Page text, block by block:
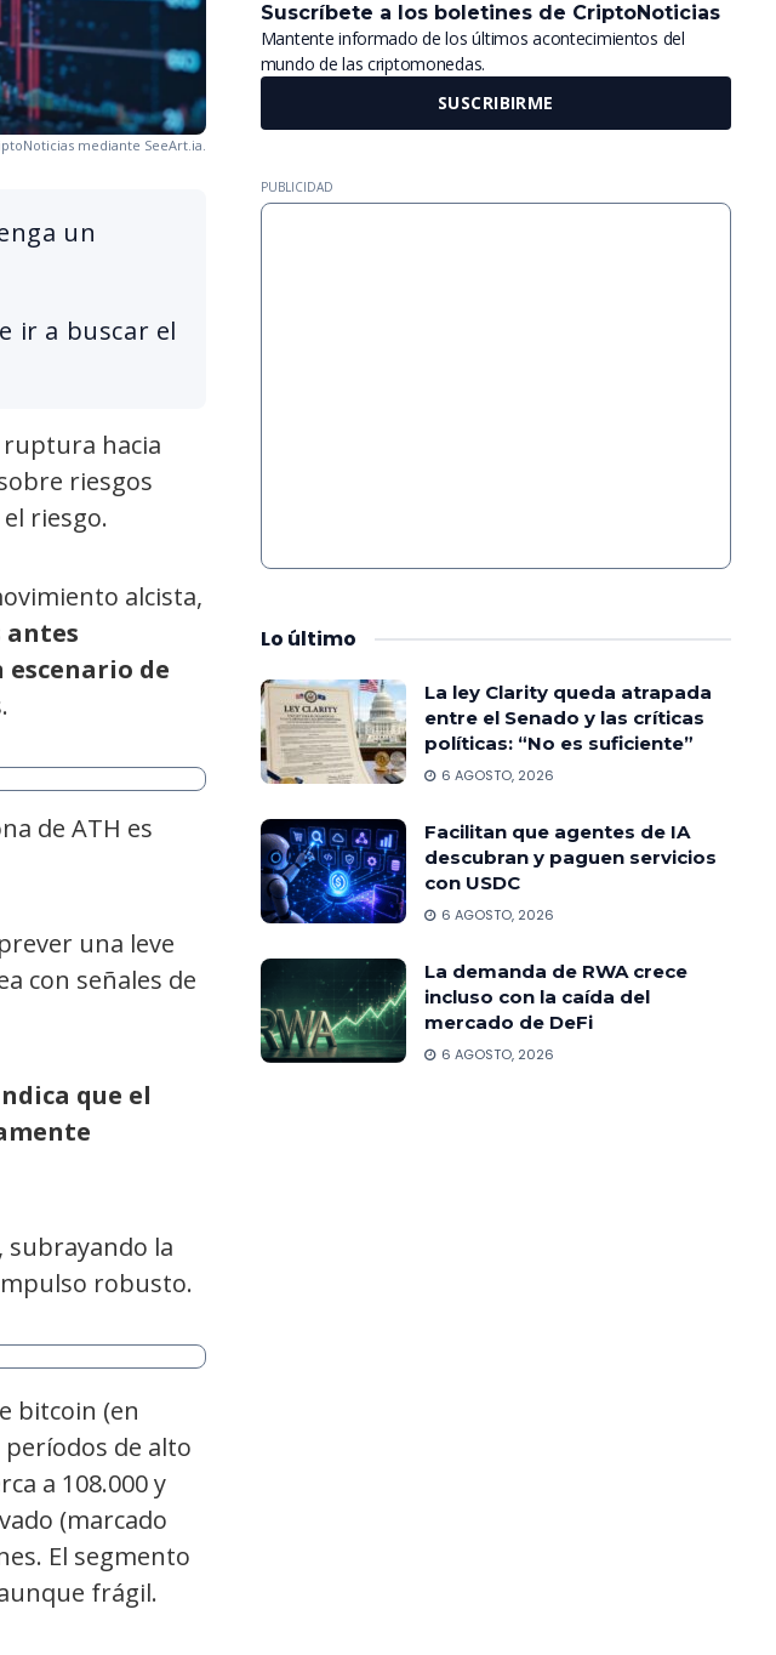
mediante SeeArt.ia.
un
ir a buscar el
hacia
riesgos
riesgo.
alcista,
antes
de
de ATH es
una leve
con señales de
que el
subrayando la
robusto.
bitcoin (en
períodos de alto
a 108.000 y
(marcado
El segmento
frágil.
Suscríbete a los boletines de CriptoNoticias
Mantente informado de los últimos acontecimientos del
mundo de las criptomonedas.
SUSCRIBIRME
PUBLICIDAD
Lo último
La ley Clarity queda atrapada
entre el Senado y las críticas
políticas: “No es suficiente”
6 AGOSTO, 2026
Facilitan que agentes de IA
descubran y paguen servicios
con USDC
6 AGOSTO, 2026
La demanda de RWA crece
incluso con la caída del
mercado de DeFi
6 AGOSTO, 2026